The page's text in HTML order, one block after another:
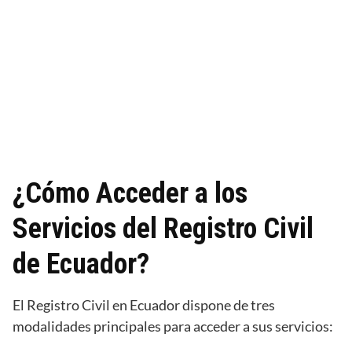
¿Cómo Acceder a los
Servicios del Registro Civil
de Ecuador?
El Registro Civil en Ecuador dispone de tres
modalidades principales para acceder a sus servicios: